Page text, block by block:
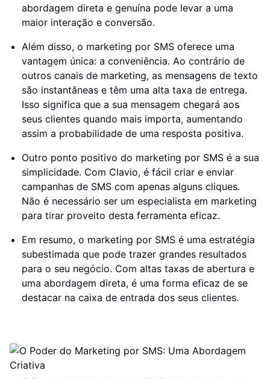
abordagem direta e genuína pode levar a uma
maior interação e conversão.
Além disso, o marketing por SMS oferece uma
vantagem única: a conveniência. Ao contrário de
outros canais de marketing, as mensagens de texto
são instantâneas e têm uma alta taxa de entrega.
Isso significa que a sua mensagem chegará aos
seus clientes quando mais importa, aumentando
assim a probabilidade de uma resposta positiva.
Outro ponto positivo do marketing por SMS é a sua
simplicidade. Com Clavio, é fácil criar e enviar
campanhas de SMS com apenas alguns cliques.
Não é necessário ser um especialista em marketing
para tirar proveito desta ferramenta eficaz.
Em resumo, o marketing por SMS é uma estratégia
subestimada que pode trazer grandes resultados
para o seu negócio. Com altas taxas de abertura e
uma abordagem direta, é uma forma eficaz de se
destacar na caixa de entrada dos seus clientes.